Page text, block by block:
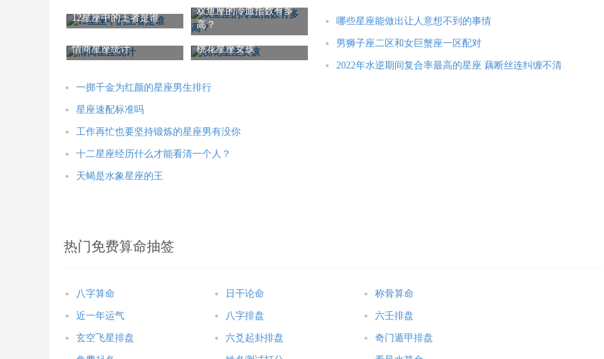
12星座中的王者是谁
双鱼座的冷血指数有多
高？
情商星座统计 桃花星座女孩
哪些星座能做出让人意想不到的事情
男狮子座二区和女巨蟹座一区配对
2022年水逆期间复合率最高的星座 藕断丝连纠缠不清
一掷千金为红颜的星座男生排行
星座速配标准吗
工作再忙也要坚持锻炼的星座男有没你
十二星座经历什么才能看清一个人？
天蝎是水象星座的王
热门免费算命抽签
八字算命 日干论命 称骨算命
近一年运气 八字排盘 六壬排盘
玄空飞星排盘 六爻起卦排盘 奇门遁甲排盘